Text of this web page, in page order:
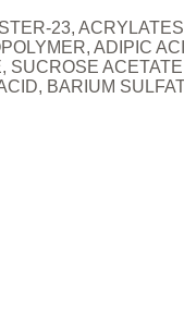
23,
ADIPIC
BARIUM